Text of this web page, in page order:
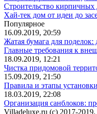
Строительство
Хай-тек дом от идеи до
Популярное
16.09.2019, 20:59
Жатая бумага для поделок:
Главные требования к
18.09.2019, 12:21
Чистка придомовой
15.09.2019, 21:50
Правила и этапы
18.03.2019, 22:08
Организация санблоков:
Villadeluxe.ru (c) 2017-2019.